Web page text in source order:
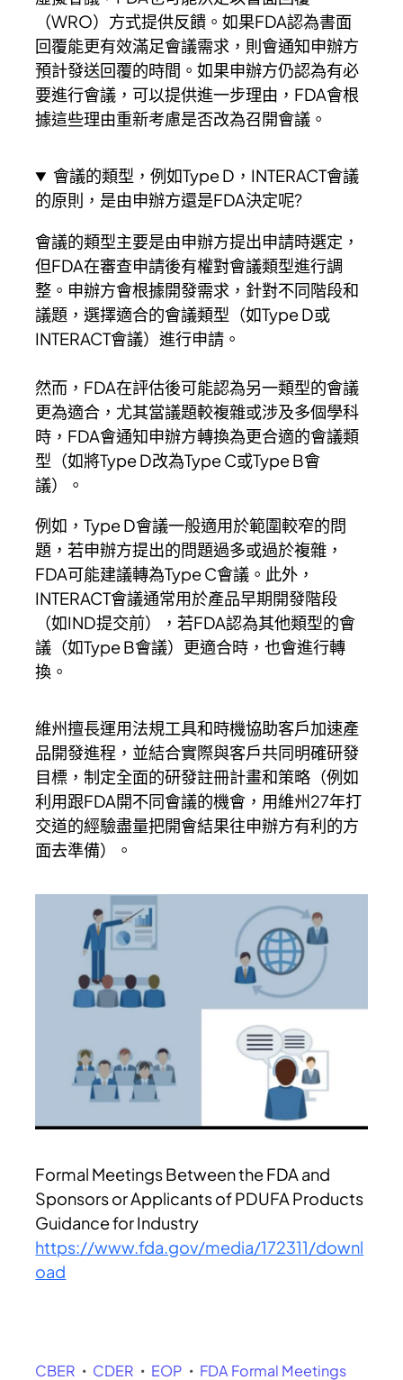
（WRO）方式提供反饋。如果FDA認為書面
回覆能更有效滿足會議需求，則會通知申辦方
預計發送回覆的時間。如果申辦方仍認為有必
要進行會議，可以提供進一步理由，FDA會根
據這些理由重新考慮是否改為召開會議。
會議的類型，例如Type D，INTERACT會議
的原則，是由申辦方還是FDA決定呢?
會議的類型主要是由申辦方提出申請時選定，
但FDA在審查申請後有權對會議類型進行調
整。申辦方會根據開發需求，針對不同階段和
議題，選擇適合的會議類型（如Type D或
INTERACT會議）進行申請。
然而，FDA在評估後可能認為另一類型的會議
更為適合，尤其當議題較複雜或涉及多個學科
時，FDA會通知申辦方轉換為更合適的會議類
型（如將Type D改為Type C或Type B會
議）。
例如，Type D會議一般適用於範圍較窄的問
題，若申辦方提出的問題過多或過於複雜，
FDA可能建議轉為Type C會議。此外，
INTERACT會議通常用於產品早期開發階段
（如IND提交前），若FDA認為其他類型的會
議（如Type B會議）更適合時，也會進行轉
換。
維州擅長運用法規工具和時機協助客戶加速產
品開發進程，並結合實際與客戶共同明確研發
目標，制定全面的研發註冊計畫和策略（例如
利用跟FDA開不同會議的機會，用維州27年打
交道的經驗盡量把開會結果往申辦方有利的方
面去準備）。
Formal Meetings Between the FDA and
Sponsors or Applicants of PDUFA Products
Guidance for Industry
https://www.fda.gov/media/172311/downl
oad
CBER CDER EOP FDA Formal Meetings